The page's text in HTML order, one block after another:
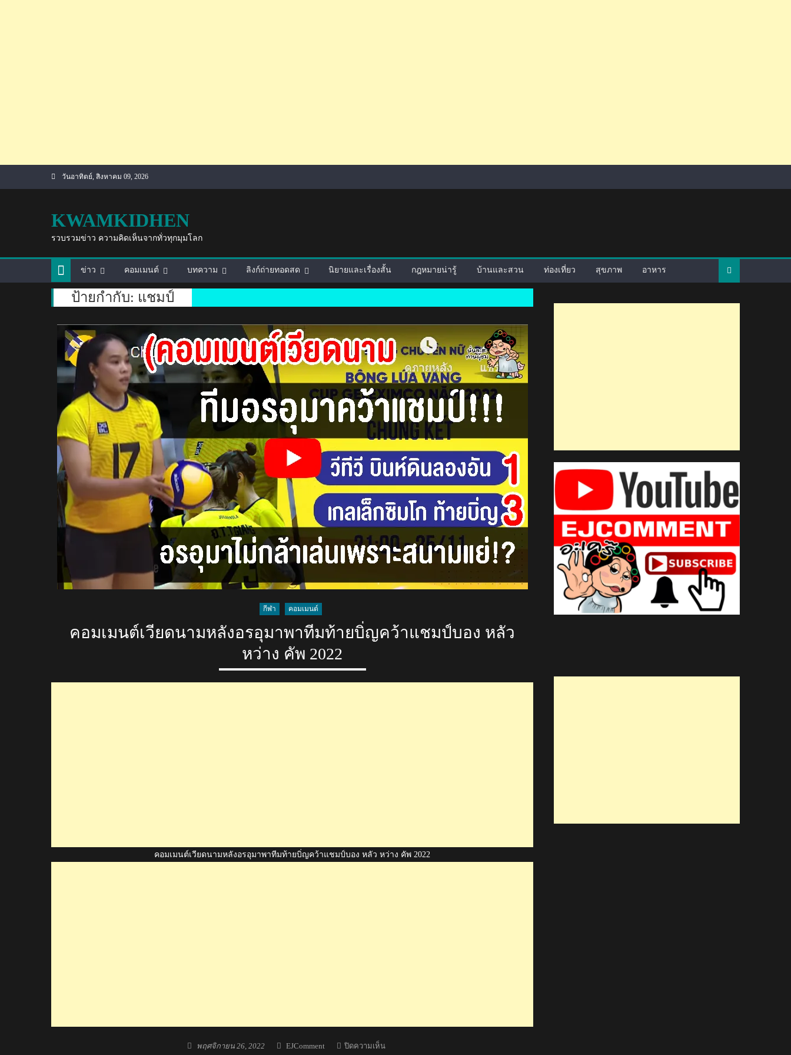
วันอาทิตย์, สิงหาคม 09, 2026
KWAMKIDHEN
รวบรวมข่าว ความคิดเห็นจากทั่วทุกมุมโลก
ข่าว คอมเมนต์ บทความ ลิงก์ถ่ายทอดสด นิยายและเรื่องสั้น กฎหมายน่ารู้ บ้านและสวน ท่องเที่ยว สุขภาพ อาหาร
ป้ายกำกับ: แชมป์
กีฬา คอมเมนต์
คอมเมนต์เวียดนามหลังอรอุมาพาทีมท้ายบิ่ญคว้าแชมป์บอง หลัว
หว่าง คัพ 2022
คอมเมนต์เวียดนามหลังอรอุมาพาทีมท้ายบิ่ญคว้าแชมป์บอง หลัว หว่าง คัพ 2022
Posted
พฤศจิกายน 26, 2022 Author
EJComment ปิดความเห็น